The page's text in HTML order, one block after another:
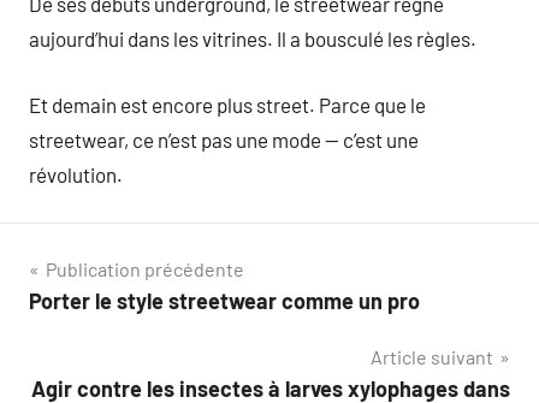
aujourd’hui dans les vitrines. Il a bousculé les règles.
Et demain est encore plus street. Parce que le
streetwear, ce n’est pas une mode — c’est une
révolution.
Navigation
de
Publication précédente
Porter le style streetwear comme un pro
Article suivant
Agir contre les insectes à larves xylophages dans